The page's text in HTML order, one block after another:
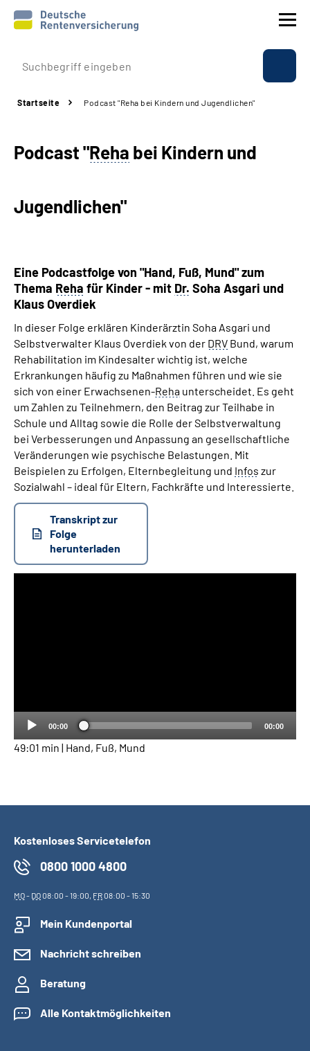
Prävention
Rente
Über uns & Presse
Online-Services
Suche
Language
Inhalte in Gebärdensprache (DGS)
Leichte Sprache
Mein Kundenportal
Startseite Podcast "Reha bei Kindern und Jugendlichen"
Podcast "Reha bei Kindern und
Jugendlichen"
Eine Podcastfolge von "Hand, Fuß, Mund" zum
Thema Reha für Kinder - mit Dr. Soha Asgari und
Klaus Overdiek
In dieser Folge erklären Kinderärztin Soha Asgari und
Selbstverwalter Klaus Overdiek von der DRV Bund, warum
Rehabilitation im Kindesalter wichtig ist, welche
Erkrankungen häufig zu Maßnahmen führen und wie sie
sich von einer Erwachsenen-Reha unterscheidet.​ Es geht
um Zahlen zu Teilnehmern, den Beitrag zur Teilhabe in
Schule und Alltag sowie die Rolle der Selbstverwaltung
bei Verbesserungen und Anpassung an gesellschaftliche
Veränderungen wie psychische Belastungen.​ Mit
Beispielen zu Erfolgen, Elternbegleitung und Infos zur
Sozialwahl – ideal für Eltern, Fachkräfte und Interessierte.
Transkript zur
Folge
herunterladen
00:00 00:00
49:01 min | Hand, Fuß, Mund
Kostenloses Servicetelefon
0800 1000 4800
MO- DO08:00 - 19:00, FR08:00 - 15:30
Mein Kundenportal
Nachricht schreiben
Beratung
Alle Kontaktmöglichkeiten